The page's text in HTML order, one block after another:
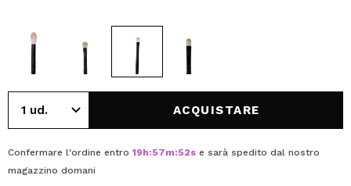
ACQUISTARE
Confermare l'ordine entro 19h:57m:52s e sarà spedito dal nostro
magazzino domani